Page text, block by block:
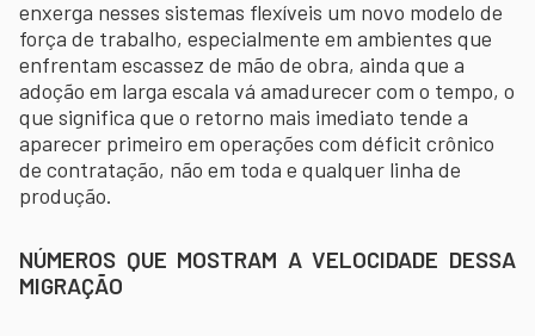
enxerga nesses sistemas flexíveis um novo modelo de
força de trabalho, especialmente em ambientes que
enfrentam escassez de mão de obra, ainda que a
adoção em larga escala vá amadurecer com o tempo, o
que significa que o retorno mais imediato tende a
aparecer primeiro em operações com déficit crônico
de contratação, não em toda e qualquer linha de
produção.
NÚMEROS QUE MOSTRAM A VELOCIDADE DESSA
MIGRAÇÃO